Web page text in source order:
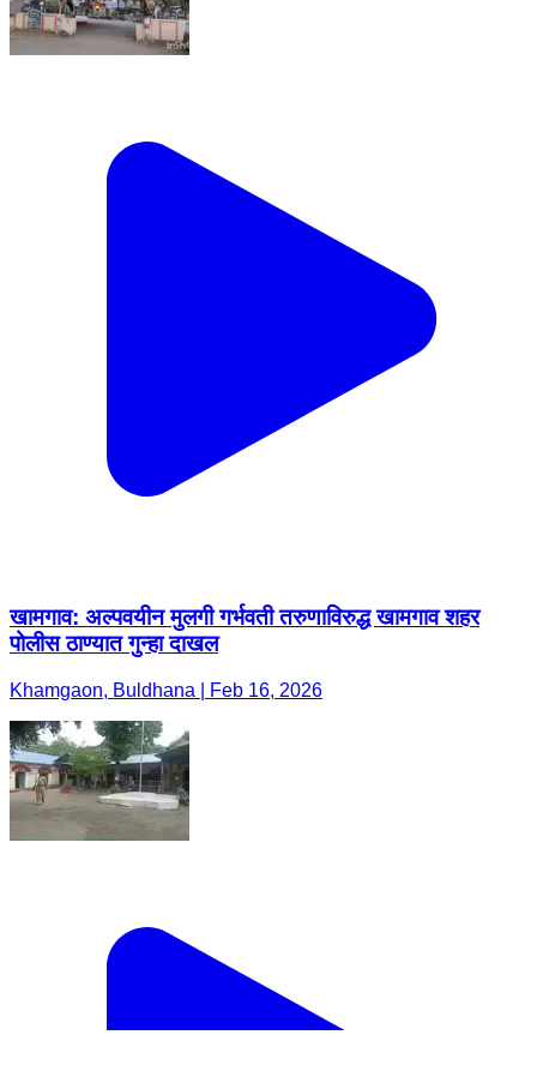
खामगाव: अल्पवयीन मुलगी गर्भवती तरुणाविरुद्ध खामगाव शहर
पोलीस ठाण्यात गुन्हा दाखल
Khamgaon, Buldhana | Feb 16, 2026